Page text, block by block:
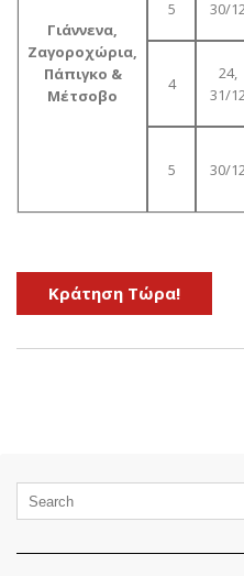
Γιάννενα,
Ζαγοροχώρια,
Πάπιγκο &
Μέτσοβο
5 30/
4
24,
31/
5 30/
Kράτηση Τώρα!